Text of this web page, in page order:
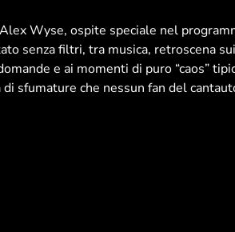
Wyse, ospite speciale nel
senza filtri, tra musica, retroscena
e ai momenti di puro “caos”
sfumature che nessun fan del